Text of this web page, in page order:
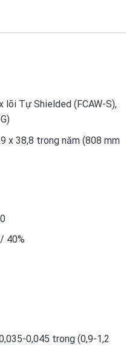
lõi Tự Shielded (FCAW-S),
x 38,8 trong năm (808 mm
40%
0,045 trong (0,9-1,2